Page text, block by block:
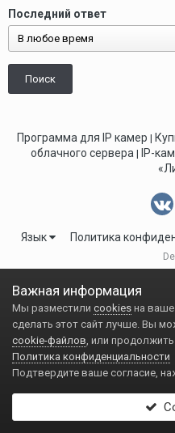
Последний ответ
Поиск
Программа для IP камер |
облачного сервера | IP-
Язык Политика
Важная информация
Мы разместили cookies на
сделать этот сайт лучше. Вы
cookie-файлов, или продолжить
Политика конфиденциальности
Подтвердите ваше согласие,